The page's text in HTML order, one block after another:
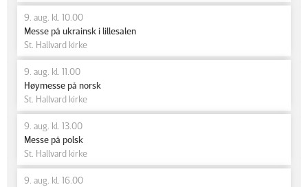
9. aug. kl. 10.00
Messe på ukrainsk i lillesalen
St. Hallvard kirke
9. aug. kl. 11.00
Høymesse på norsk
St. Hallvard kirke
9. aug. kl. 13.00
Messe på polsk
St. Hallvard kirke
9. aug. kl. 16.00